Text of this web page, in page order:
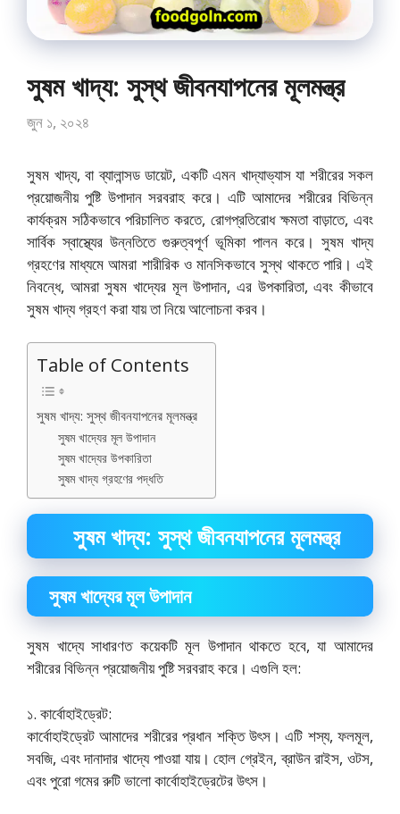
সুষম খাদ্য: সুস্থ জীবনযাপনের মূলমন্ত্র
জুন ১, ২০২৪
সুষম খাদ্য, বা ব্যালান্সড ডায়েট, একটি এমন খাদ্যাভ্যাস যা শরীরের সকল
প্রয়োজনীয় পুষ্টি উপাদান সরবরাহ করে। এটি আমাদের শরীরের বিভিন্ন
কার্যক্রম সঠিকভাবে পরিচালিত করতে, রোগপ্রতিরোধ ক্ষমতা বাড়াতে, এবং
সার্বিক স্বাস্থ্যের উন্নতিতে গুরুত্বপূর্ণ ভূমিকা পালন করে। সুষম খাদ্য
গ্রহণের মাধ্যমে আমরা শারীরিক ও মানসিকভাবে সুস্থ থাকতে পারি। এই
নিবন্ধে, আমরা সুষম খাদ্যের মূল উপাদান, এর উপকারিতা, এবং কীভাবে
সুষম খাদ্য গ্রহণ করা যায় তা নিয়ে আলোচনা করব।
Table of Contents
সুষম খাদ্য: সুস্থ জীবনযাপনের মূলমন্ত্র
সুষম খাদ্যের মূল উপাদান
সুষম খাদ্যের উপকারিতা
সুষম খাদ্য গ্রহণের পদ্ধতি
সুষম খাদ্য: সুস্থ জীবনযাপনের মূলমন্ত্র
সুষম খাদ্যের মূল উপাদান
সুষম খাদ্যে সাধারণত কয়েকটি মূল উপাদান থাকতে হবে, যা আমাদের
শরীরের বিভিন্ন প্রয়োজনীয় পুষ্টি সরবরাহ করে। এগুলি হল:
১. কার্বোহাইড্রেট:
কার্বোহাইড্রেট আমাদের শরীরের প্রধান শক্তি উৎস। এটি শস্য, ফলমূল,
সবজি, এবং দানাদার খাদ্যে পাওয়া যায়। হোল গ্রেইন, ব্রাউন রাইস, ওটস,
এবং পুরো গমের রুটি ভালো কার্বোহাইড্রেটের উৎস।